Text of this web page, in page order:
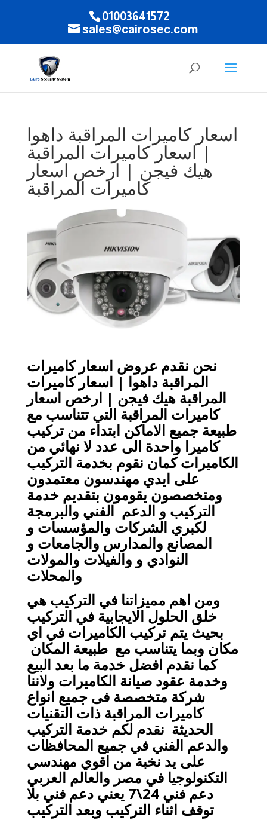
01003641572
sales@cairosec.com
اسعار كاميرات المراقبة داهوا
| اسعار كاميرات المراقبة
هيك فيجن | ارخص اسعار
كاميرات المراقبة
نحن نقدم عروض اسعار كاميرات
المراقبة داهوا | اسعار كاميرات
المراقبة هيك فيجن | ارخص اسعار
كاميرات المراقبة التي تتناسب مع
طبيعة جميع الاماكن ابتداء من تركيب
كاميرا واحدة الى عدد لا نهائي من
الكاميرات كمان نقوم بخدمة التركيب
على ايدي مهندسون معتمدون
ومتخصصون يقومون بتقديم خدمة
التركيب و الدعم الفني والبرمجة
لكبري الشركات والمؤسسات و
المصانع والمدارس والجامعات و
النوادي و والفيلات والمولات
والمحلات
ومن اهم مميزاتنا في التركيب هي
خلق الحلول الايجابية في التركيب
بحيث يتم تركيب الكاميرات في اي
مكان وبما يتناسب مع طبيعة المكان
كما نقدم افضل خدمة ما بعد البيع
وخدمة عقود صيانة الكاميرات ولاننا
شركة متخصصة فى جميع انواع
كاميرات المراقبة ذات التقنيات
الحديثة نقدم لكم خدمة التركيب
والدعم الفني في جميع المحافظات
على يد نخبة من اقوي مهندسي
التكنولوجيا في مصر والعالم العربي
دعم فني 24\7 يعني دعم فني بلا
توقف اثناء التركيب وبعد التركيب